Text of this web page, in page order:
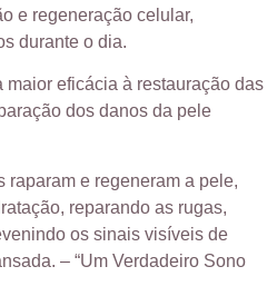
e regeneração celular,
durante o dia.
maior eficácia à restauração das
dos danos da pele
raparam e regeneram a pele,
reparando as rugas,
os sinais visíveis de
– “Um Verdadeiro Sono